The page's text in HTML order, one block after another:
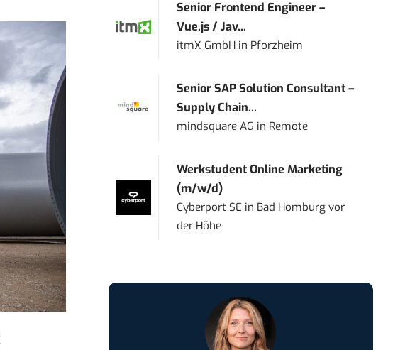
Senior Frontend Engineer –
Vue.js / Jav...
itmX GmbH in Pforzheim
Senior SAP Solution Consultant –
Supply Chain...
mindsquare AG in Remote
Werkstudent Online Marketing
(m/w/d)
Cyberport SE in Bad Homburg vor
der Höhe